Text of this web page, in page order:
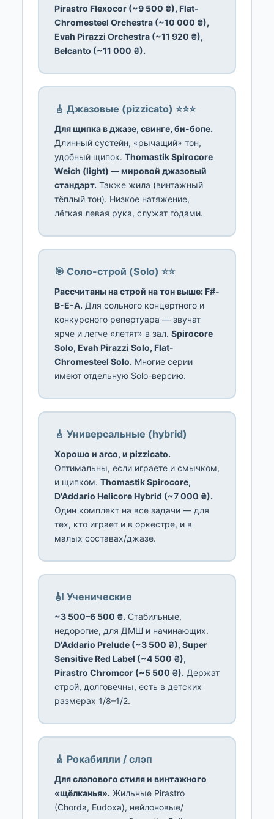
Pirastro Flexocor (~9 500 ₴), Flat-
Chromesteel Orchestra (~10 000 ₴),
Evah Pirazzi Orchestra (~11 920 ₴),
Belcanto (~11 000 ₴).
🎸 Джазовые (pizzicato) ⭐⭐⭐
Для щипка в джазе, свинге, би-бопе.
Длинный сустейн, «рычащий» тон,
удобный щипок. Thomastik Spirocore
Weich (light) — мировой джазовый
стандарт. Также жила (винтажный
тёплый тон). Низкое натяжение,
лёгкая левая рука, служат годами.
🎯 Соло-строй (Solo) ⭐⭐
Рассчитаны на строй на тон выше: F#-
B-E-A. Для сольного концертного и
конкурсного репертуара — звучат
ярче и легче «летят» в зал. Spirocore
Solo, Evah Pirazzi Solo, Flat-
Chromesteel Solo. Многие серии
имеют отдельную Solo-версию.
🎸 Универсальные (hybrid)
Хорошо и arco, и pizzicato.
Оптимальны, если играете и смычком,
и щипком. Thomastik Spirocore,
D'Addario Helicore Hybrid (~7 000 ₴).
Один комплект на все задачи — для
тех, кто играет и в оркестре, и в
малых составах/джазе.
🎻 Ученические
~3 500–6 500 ₴. Стабильные,
недорогие, для ДМШ и начинающих.
D'Addario Prelude (~3 500 ₴), Super
Sensitive Red Label (~4 500 ₴),
Pirastro Chromcor (~5 500 ₴). Держат
строй, долговечны, есть в детских
размерах 1/8–1/2.
🎸 Рокабилли / слэп
Для слэпового стиля и винтажного
«щёлканья». Жильные Pirastro
(Chorda, Eudoxa), нейлоновые/